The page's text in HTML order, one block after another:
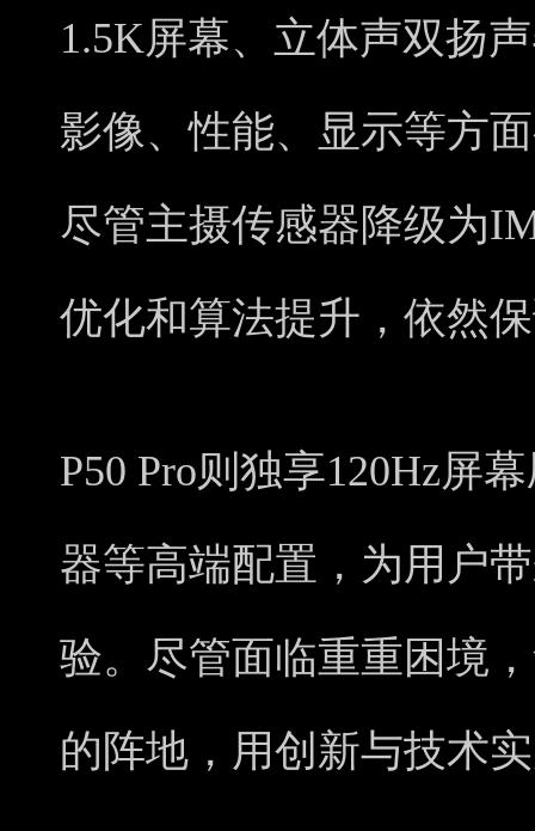
1.5K屏幕、立体声双扬
影像、性能、显示等方
尽管主摄传感器降级为
优化和算法提升，依然
P50 Pro则独享120Hz屏
器等高端配置，为用户
验。尽管面临重重困境
的阵地，用创新与技术